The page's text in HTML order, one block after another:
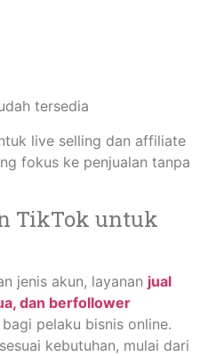
tersedia
live selling dan affiliate
fokus ke penjualan tanpa
TikTok untuk
jenis akun, layanan jual
dan berfollower
pelaku bisnis online.
kebutuhan, mulai dari